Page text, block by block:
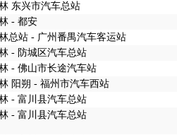
东兴市汽车总站
- 都安
总站 - 广州番禺汽车客运站
- 防城区汽车总站
- 佛山市长途汽车站
阳朔 - 福州市汽车西站
- 富川县汽车总站
- 富川县汽车总站